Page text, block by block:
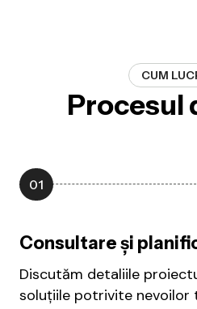
CUM
Procesul
01
Consultare și
Discutăm detaliile
soluțiile potrivite nevoilor